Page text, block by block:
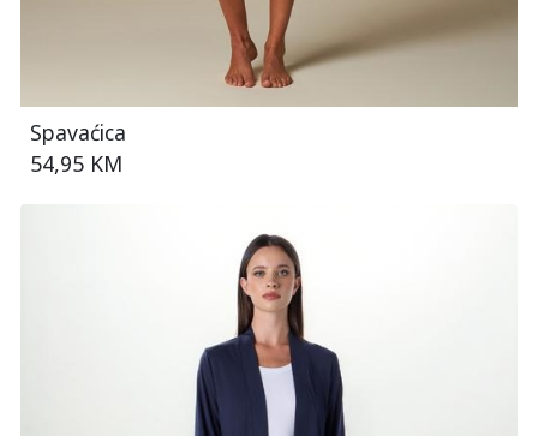
Spavaćica
54,95 KM